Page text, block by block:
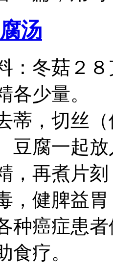
汤
冬菇２８
精各少量
蒂，切丝
豆腐一起
精，再煮
毒，健脾
种癌症患
食疗。